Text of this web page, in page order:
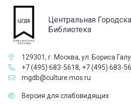
Центральная
Библиотека
129301, г. Москва, ул. Бориса
+7 (495) 683-5618, +7 (495) 683-
mgdb@culture.mos.ru
Версия для слабовидящих